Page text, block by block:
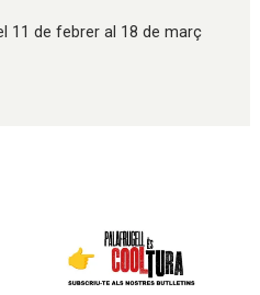
11 de febrer al 18 de març